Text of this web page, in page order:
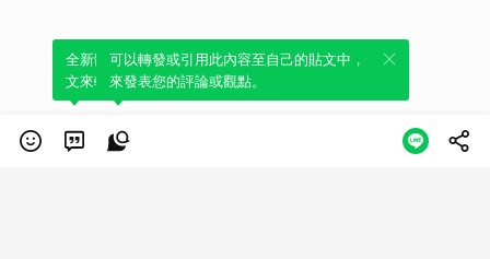
全新體驗！一鍵引用此內容，透過發布貼
文來輕鬆表達個人立場。
可以轉發或引用此內容至自己的貼文中，
來發表您的評論或觀點。